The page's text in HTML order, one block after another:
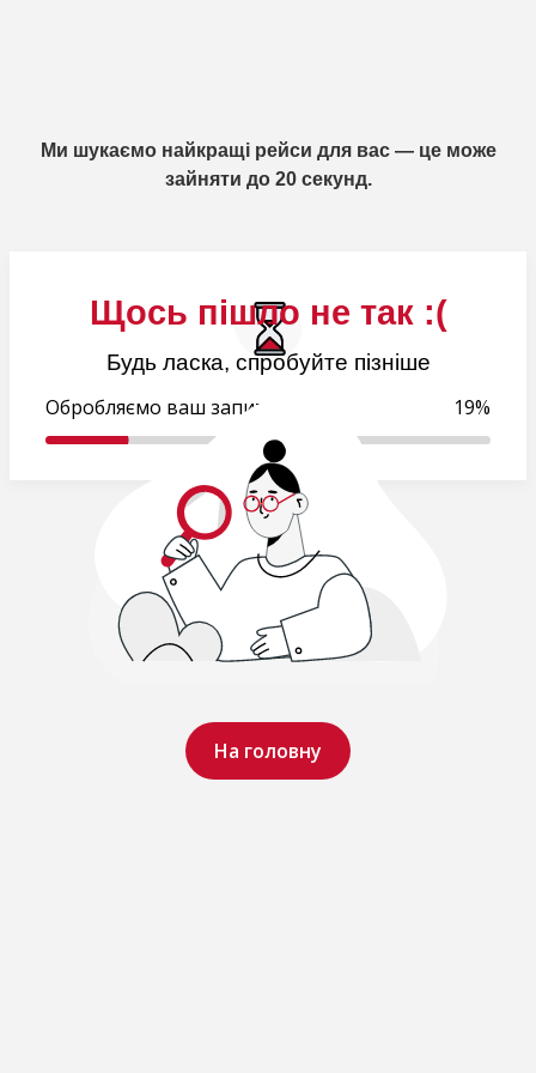
Щось пішло не так :(
Будь ласка, спробуйте пізніше
На головну
Ми шукаємо найкращі рейси для вас — це може
зайняти до 20 секунд.
Обробляємо ваш запит.. 19%